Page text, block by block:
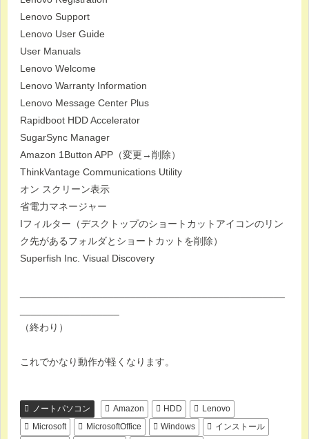
Lenovo Support
Lenovo User Guide
User Manuals
Lenovo Welcome
Lenovo Warranty Information
Lenovo Message Center Plus
Rapidboot HDD Accelerator
SugarSync Manager
Amazon 1Button APP（変更→削除）
ThinkVantage Communications Utility
オン スクリーン表示
省電力マネージャー
Iフィルター（デスクトップのショートカットアイコンのリン
ク先があるフォルダとショートカットを削除）
Superfish Inc. Visual Discovery
（終わり）
これでかなり動作が軽くなります。
ノートパソコン Amazon HDD
Lenovo
Microsoft
MicrosoftOffice Windows
インストール